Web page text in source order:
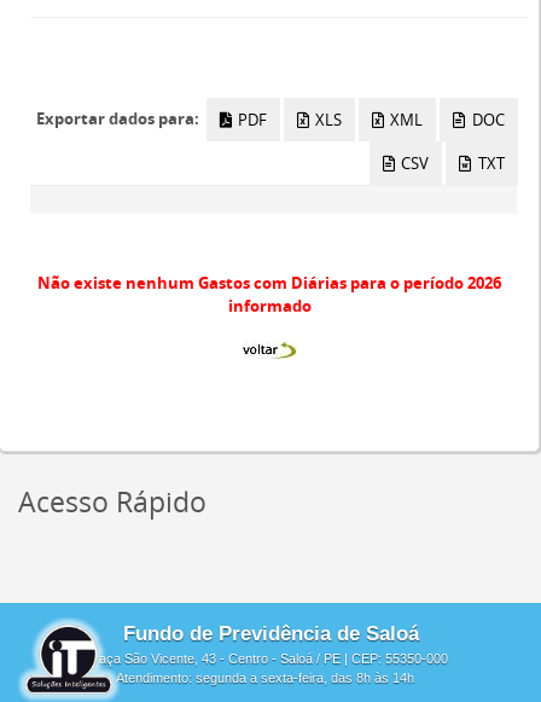
PDF XLS XML DOC
CSV TXT
Não existe nenhum Gastos com Diárias para o período 2026
informado
Acesso Rápido
Fundo de Previdência de Saloá
Praça São Vicente, 43 - Centro - Saloá / PE | CEP: 55350-000
Atendimento: segunda a sexta-feira, das 8h às 14h